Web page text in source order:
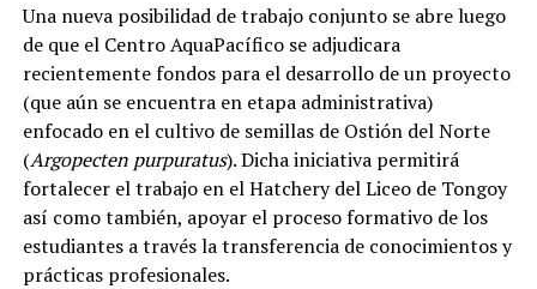
Una nueva posibilidad de trabajo conjunto se abre luego
de que el Centro AquaPacífico se adjudicara
recientemente fondos para el desarrollo de un proyecto
(que aún se encuentra en etapa administrativa)
enfocado en el cultivo de semillas de Ostión del Norte
(Argopecten purpuratus). Dicha iniciativa permitirá
fortalecer el trabajo en el Hatchery del Liceo de Tongoy
así como también, apoyar el proceso formativo de los
estudiantes a través la transferencia de conocimientos y
prácticas profesionales.